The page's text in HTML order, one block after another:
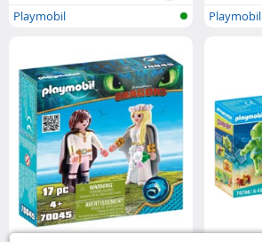
Playmobil
Playmobil